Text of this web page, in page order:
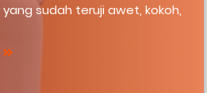
sudah teruji awet, kokoh,